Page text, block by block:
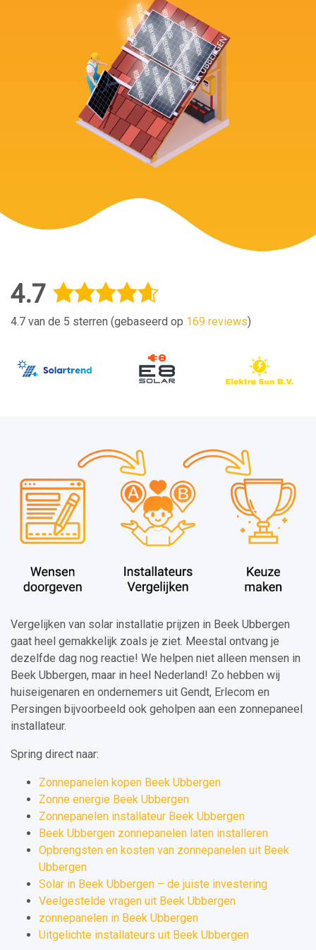
4.7
4.7 van de 5 sterren (gebaseerd op 169 reviews)
Vergelijken van solar installatie prijzen in Beek Ubbergen
gaat heel gemakkelijk zoals je ziet. Meestal ontvang je
dezelfde dag nog reactie! We helpen niet alleen mensen in
Beek Ubbergen, maar in heel Nederland! Zo hebben wij
huiseigenaren en ondernemers uit Gendt, Erlecom en
Persingen bijvoorbeeld ook geholpen aan een zonnepaneel
installateur.
Spring direct naar:
Zonnepanelen kopen Beek Ubbergen
Zonne energie Beek Ubbergen
Zonnepanelen installateur Beek Ubbergen
Beek Ubbergen zonnepanelen laten installeren
Opbrengsten en kosten van zonnepanelen uit Beek
Ubbergen
Solar in Beek Ubbergen – de juiste investering
Veelgestelde vragen uit Beek Ubbergen
zonnepanelen in Beek Ubbergen
Uitgelichte installateurs uit Beek Ubbergen